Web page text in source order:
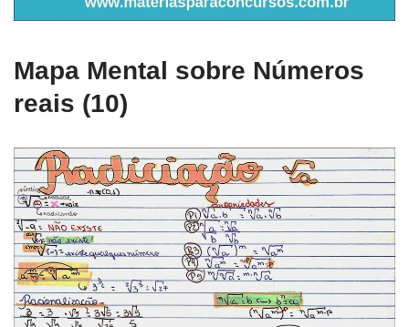
Mapa Mental sobre Números
reais (10)